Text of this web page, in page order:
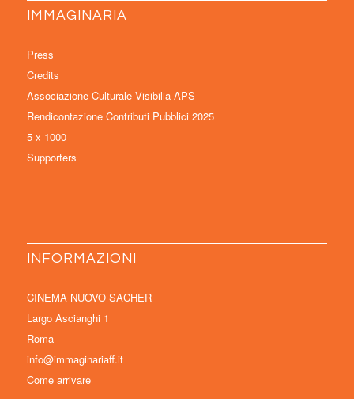
IMMAGINARIA
Press
Credits
Associazione Culturale Visibilia APS
Rendicontazione Contributi Pubblici 2025
5 x 1000
Supporters
INFORMAZIONI
CINEMA NUOVO SACHER
Largo Ascianghi 1
Roma
info@immaginariaff.it
Come arrivare